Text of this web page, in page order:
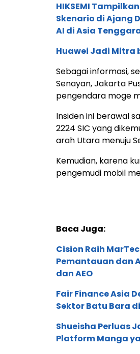
HIKSEMI
Skenario di Ajang
AI di Asia
Huawei Jadi Mitra
Sebagai informasi,
Senayan, Jakarta
pengendara moge
Insiden ini berawal
2224 SIC yang
arah Utara menuju
Kemudian, karena
pengemudi mobil
Baca Juga:
Cision Raih
Pemantauan dan
dan AEO
Fair Finance Asia
Sektor Batu Bara di
Shueisha Perluas
Platform Manga